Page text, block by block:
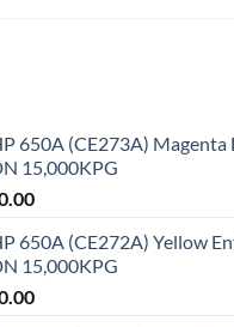
650A (CE273A) Magenta
15,000KPG
650A (CE272A) Yellow
15,000KPG